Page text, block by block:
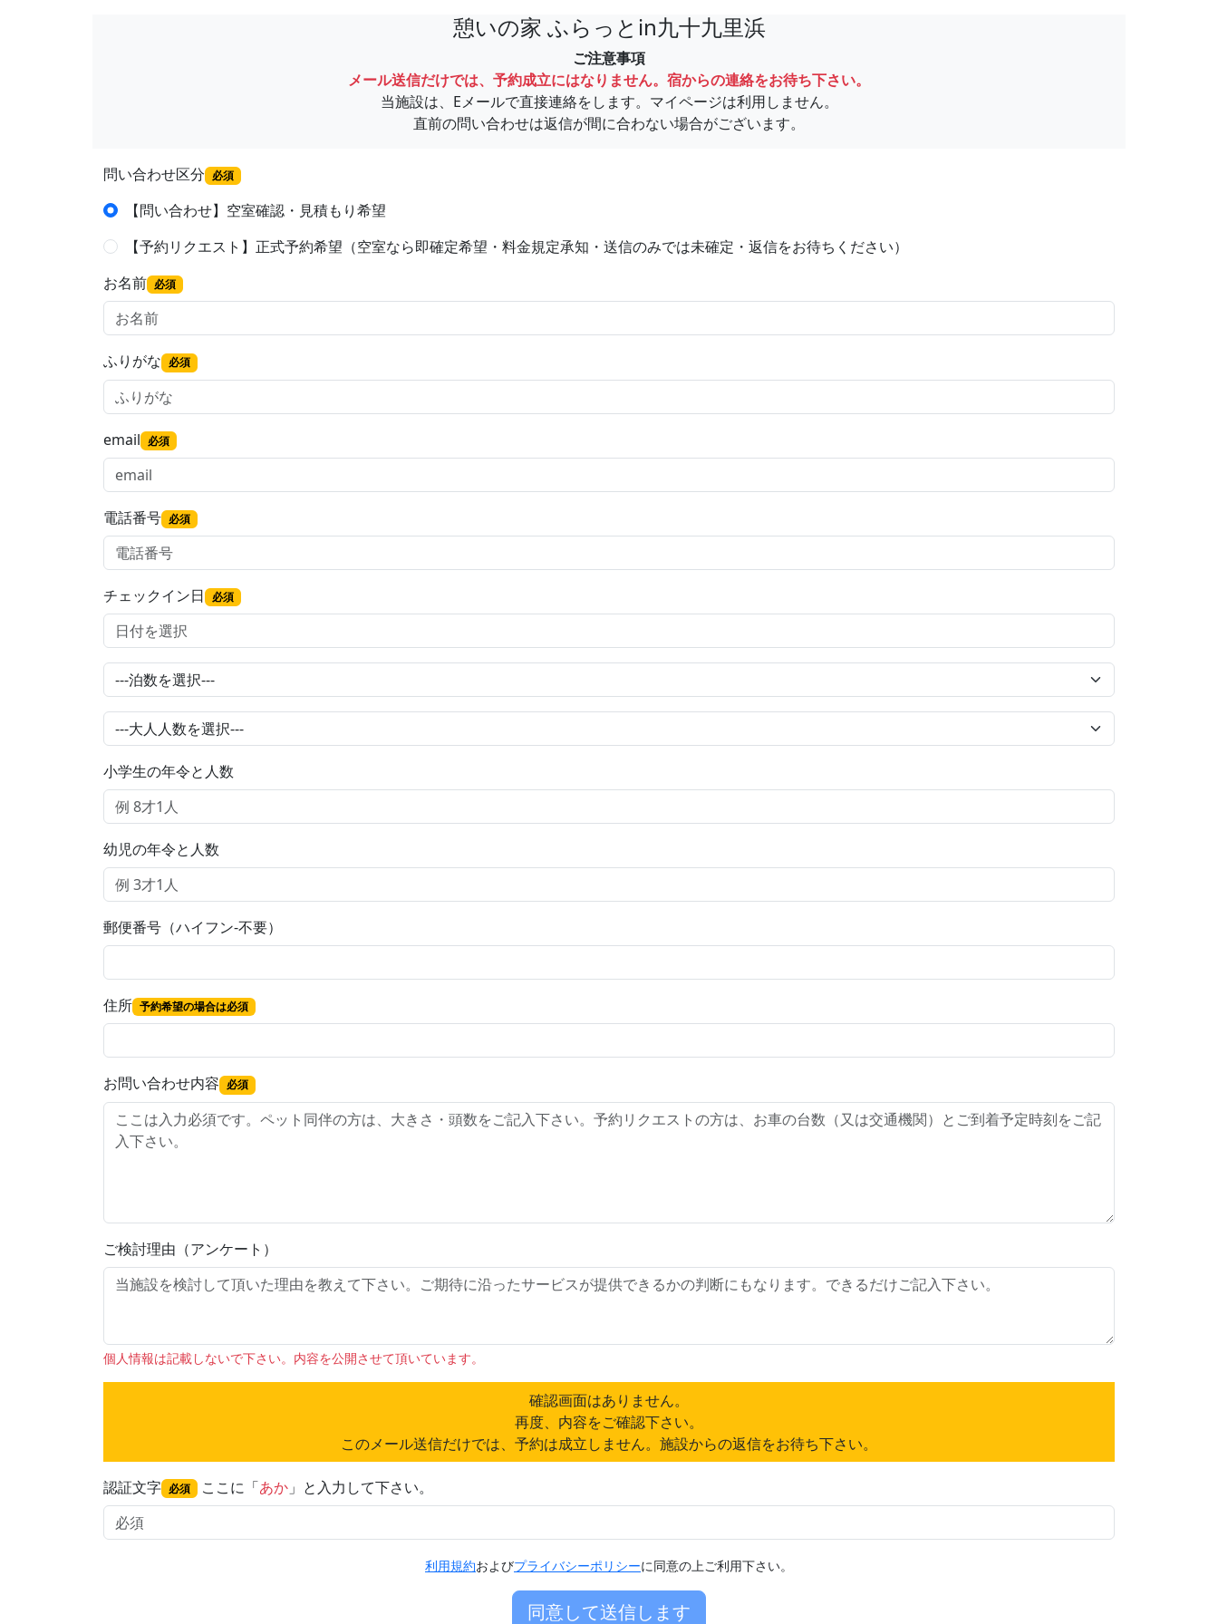
憩いの家 ふらっとin九十九里浜
ご注意事項
メール送信だけでは、予約成立にはなりません。宿からの連絡をお待ち下さい。
当施設は、Eメールで直接連絡をします。マイページは利用しません。
直前の問い合わせは返信が間に合わない場合がございます。
問い合わせ区分 必須
【問い合わせ】空室確認・見積もり希望
【予約リクエスト】正式予約希望（空室なら即確定希望・料金規定承知・送信のみでは未確定・返信をお待ちください）
お名前 必須
ふりがな 必須
email 必須
電話番号 必須
チェックイン日 必須
小学生の年令と人数
幼児の年令と人数
郵便番号（ハイフン-不要）
住所 予約希望の場合は必須
お問い合わせ内容 必須
ご検討理由（アンケート）
個人情報は記載しないで下さい。内容を公開させて頂いています。
確認画面はありません。
再度、内容をご確認下さい。
このメール送信だけでは、予約は成立しません。施設からの返信をお待ち下さい。
認証文字 必須 ここに「あか」と入力して下さい。
利用規約およびプライバシーポリシーに同意の上ご利用下さい。